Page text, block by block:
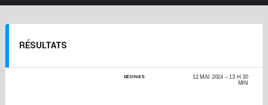
RÉSULTATS
DÉCINES 12 MAI 2024
13 H 30
MIN